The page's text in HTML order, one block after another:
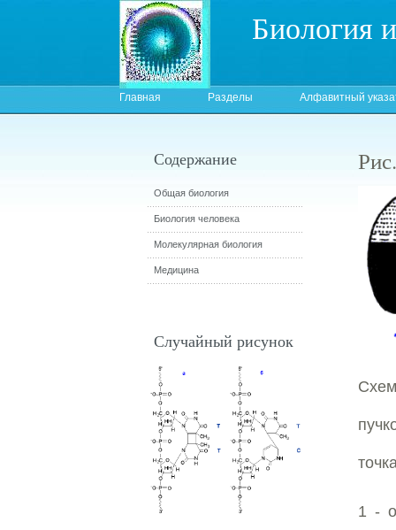
Биология
Главная Разделы Алфавитный
1 -
Содержание
Общая биология
Биология человека
Молекулярная биология
Медицина
Случайный рисунок